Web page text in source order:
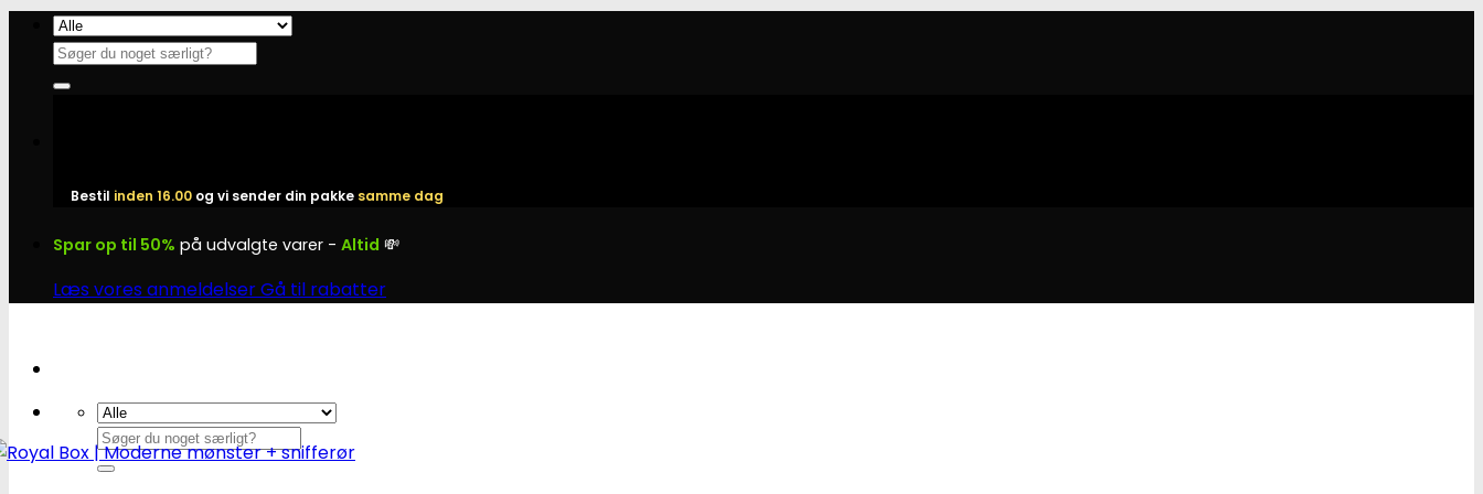
Fortsæt
indhold
Søg
efter:
Bestil inden 16.00 og vi sender din pakke samme dag
Spar op til 50% på udvalgte varer - Altid 💸
Læs vores anmeldelserGå til rabatter
Søg
efter: